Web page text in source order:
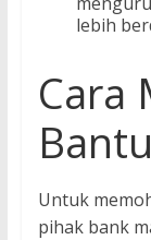
lebih
Cara
Untuk
pihak bank